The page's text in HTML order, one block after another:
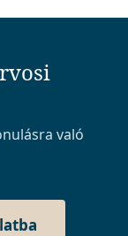
való